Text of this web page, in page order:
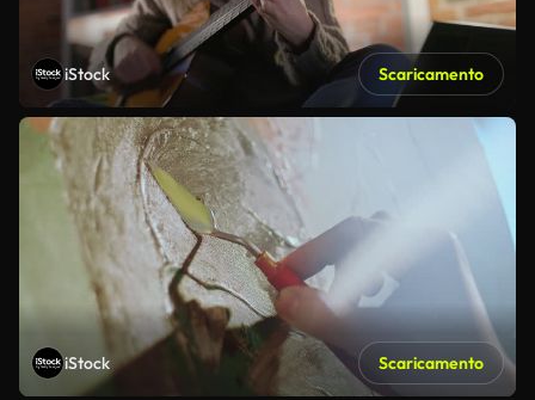
iStock Scaricamento
iStock Scaricamento